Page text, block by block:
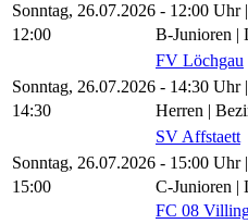
Sonntag, 26.07.2026 - 12:00 Uhr
12:00
B-Junioren |
FV Löchgau
Sonntag, 26.07.2026 - 14:30 Uhr
14:30
Herren |
SV Affstaett
Sonntag, 26.07.2026 - 15:00 Uhr
15:00
C-Junioren |
FC 08